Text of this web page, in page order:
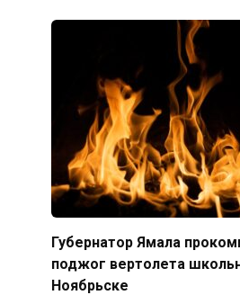
Губернатор Ямала
поджог вертолета
Ноябрьске